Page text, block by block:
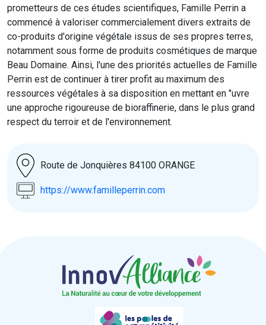
prometteurs de ces études scientifiques, Famille Perrin a
commencé à valoriser commercialement divers extraits de
co-produits d'origine végétale issus de ses propres terres,
notamment sous forme de produits cosmétiques de marque
Beau Domaine. Ainsi, l'une des priorités actuelles de Famille
Perrin est de continuer à tirer profit au maximum des
ressources végétales à sa disposition en mettant en "uvre
une approche rigoureuse de bioraffinerie, dans le plus grand
respect du terroir et de l'environnement.
Route de Jonquières 84100 ORANGE
https://www.familleperrin.com